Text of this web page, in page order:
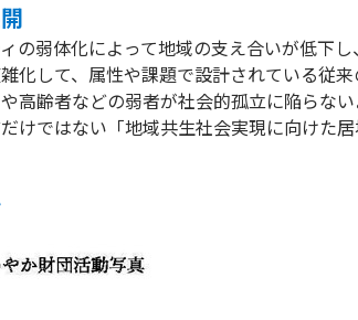
の弱体化によって地域の支え合いが低下
化して、属性や課題で設計されている従
高齢者などの弱者が社会的孤立に陥らな
けではない「地域共生社会実現に向けた居